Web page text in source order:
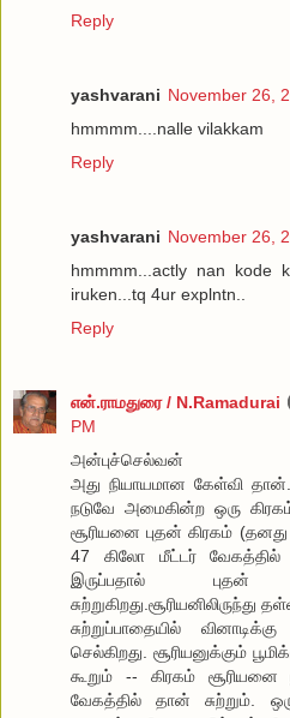
Reply
yashvarani November 26,
hmmmm....nalle vilakkam
Reply
yashvarani November 26,
hmmmm...actly nan kode
iruken...tq 4ur explntn..
Reply
என்.ராமதுரை / N.Ramadurai
PM
அன்புச்செல்வன்
அது நியாயமான கேள்வி தான்.
நடுவே அமைகின்ற ஒரு கிரகம்
சூரியனை புதன் கிரகம் (தனது
47 கிலோ மீட்டர் வேகத்தில்
இருப்பதால்
சுற்றுப்பாதையில்
செல்கிறது. சூரியனுக்கும்
கூறும் -- கிரகம்
வேகத்தில் தான் சுற்றும்.